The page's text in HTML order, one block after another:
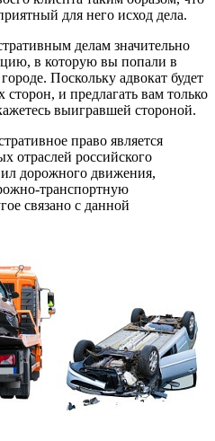
для него исход дела.
делам значительно
в которую вы попали в
Поскольку адвокат будет
и предлагать вам только
выигравшей стороной.
право является
отраслей российского
дорожного движения,
транспортную
связано с данной